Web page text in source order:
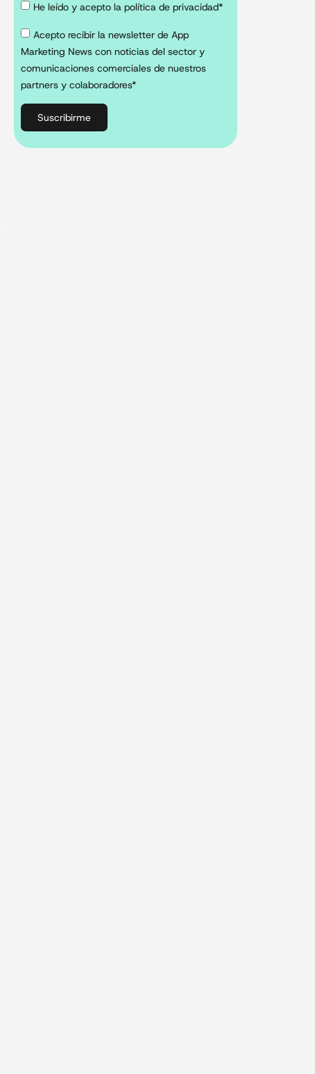
He leído y acepto la política de privacidad*
Acepto recibir la newsletter de App
Marketing News con noticias del sector y
comunicaciones comerciales de nuestros
partners y colaboradores*
Suscribirme